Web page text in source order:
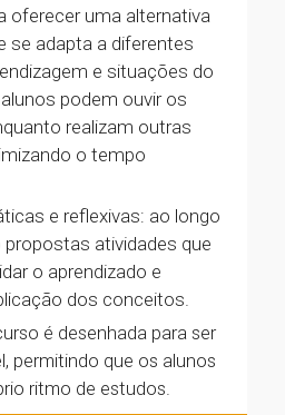
oferecer uma alternativa
se adapta a diferentes
e situações do
podem ouvir os
realizam outras
o tempo
e reflexivas: ao longo
propostas atividades que
o aprendizado e
dos conceitos.
é desenhada para ser
permitindo que os alunos
ritmo de estudos.